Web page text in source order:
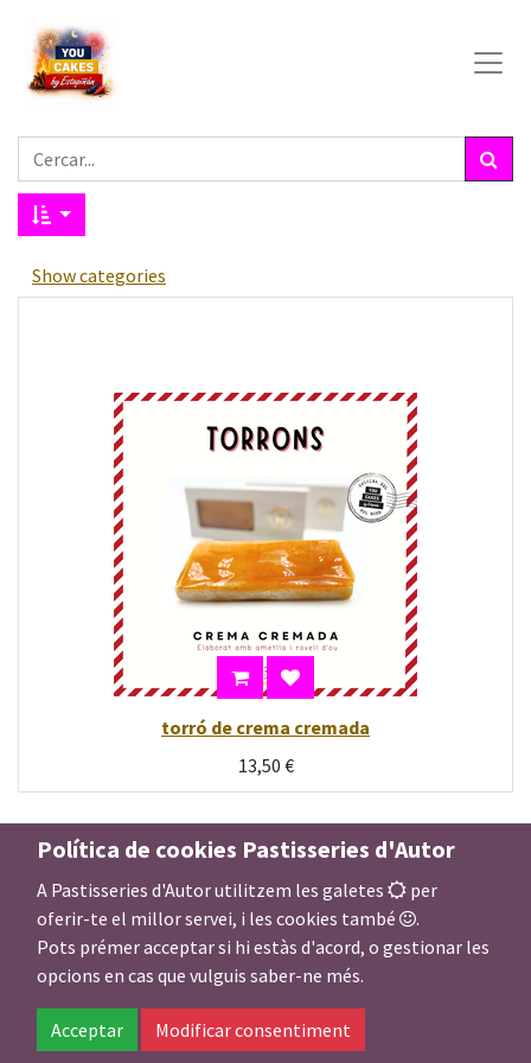
Show categories
torró de crema cremada
13,50 €
Política de cookies Pastisseries d'Autor
A Pastisseries d'Autor utilitzem les galetes
per
oferir-te el millor servei, i les cookies també
.
Pots prémer acceptar si hi estàs d'acord, o gestionar les
opcions en cas que vulguis saber-ne més.
Acceptar Modificar consentiment